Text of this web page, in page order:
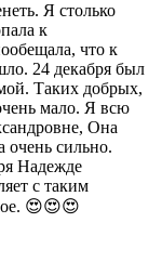
Я столько
к
что к
24 декабря был
Таких добрых,
мало. Я всю
Она
очень сильно.
Надежде
с таким
😍😍😍